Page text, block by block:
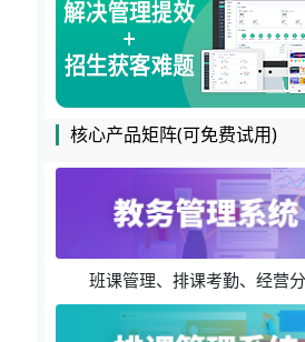
核心产品矩阵(可免费试用)
班课管理、排课考勤、经营